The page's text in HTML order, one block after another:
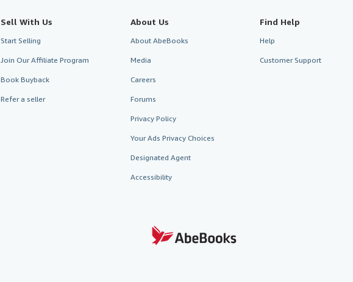
Sell With Us
Start Selling
Join Our Affiliate Program
Book Buyback
Refer a seller
About Us
About AbeBooks
Media
Careers
Forums
Privacy Policy
Your Ads Privacy Choices
Designated Agent
Accessibility
Find Help
Help
Customer Support